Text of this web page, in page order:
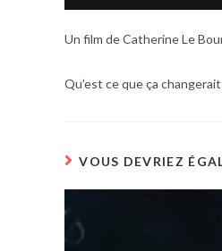
Un film de Catherine Le
Qu’est ce que ça changerait
VOUS DEVRIEZ